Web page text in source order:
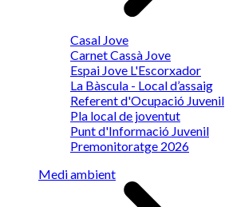
Casal Jove
Carnet Cassà Jove
Espai Jove L'Escorxador
La Bàscula - Local d’assaig
Referent d'Ocupació Juvenil
Pla local de joventut
Punt d'Informació Juvenil
Premonitoratge 2026
Medi ambient